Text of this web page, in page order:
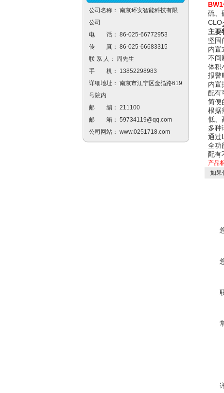
公司名称： 南京环安智能科技有限
公司
电 话： 86-025-66772953
传 真： 86-025-66683315
联 系 人： 周先生
手 机： 13852298983
详细地址： 南京市江宁区金箔路619
号院内
邮 编： 211100
邮 箱： 59734119@qq.com
公司网站： www.0251718.com
硫、
CLO
主要
坚固
内置
不间
体积
报警
内置
配有
简便
根据
低、
多种
通过
全功
配有
产品
如果